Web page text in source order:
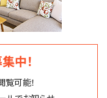
中！
覧可能！